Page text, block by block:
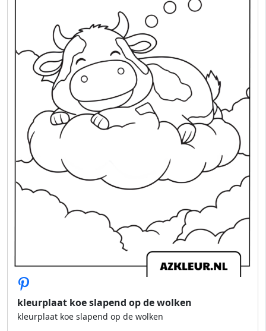
kleurplaat koe slapend op de wolken
kleurplaat koe slapend op de wolken